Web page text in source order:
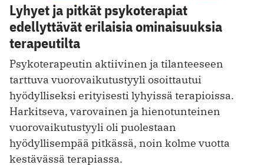
Lyhyet ja pitkät psykoterapiat
edellyttävät erilaisia ominaisuuksia
terapeutilta
Psykoterapeutin aktiivinen ja tilanteeseen
tarttuva vuorovaikutustyyli osoittautui
hyödylliseksi erityisesti lyhyissä terapioissa.
Harkitseva, varovainen ja hienotunteinen
vuorovaikutustyyli oli puolestaan
hyödyllisempää pitkässä, noin kolme vuotta
kestävässä terapiassa.